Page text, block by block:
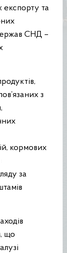
експорту та
СНД –
з
кормових
за
що